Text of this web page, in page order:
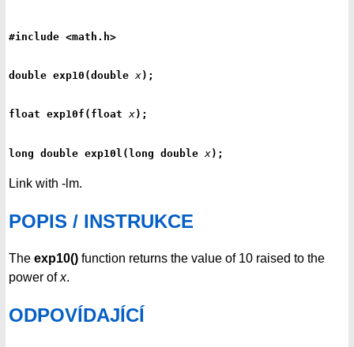
#include <math.h>
double exp10(double x);
float exp10f(float x);
long double exp10l(long double x);
Link with -lm.
POPIS / INSTRUKCE
The exp10() function returns the value of 10 raised to the
power ofx.
ODPOVÍDAJÍCÍ